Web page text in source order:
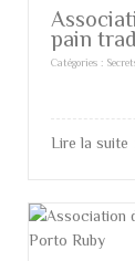
pain
Catégories :
Lire la suite